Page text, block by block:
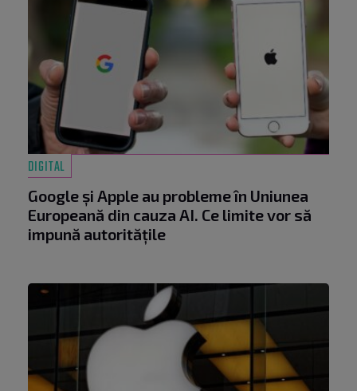
DIGITAL
Google și Apple au probleme în Uniunea
Europeană din cauza AI. Ce limite vor să
impună autoritățile